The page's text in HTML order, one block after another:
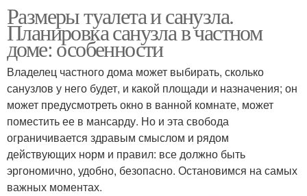
Размеры туалета и санузла.
Планировка санузла в частном
доме: особенности
Владелец частного дома может выбирать, сколько
санузлов у него будет, и какой площади и назначения; он
может предусмотреть окно в ванной комнате, может
поместить ее в мансарду. Но и эта свобода
ограничивается здравым смыслом и рядом
действующих норм и правил: все должно быть
эргономично, удобно, безопасно. Остановимся на самых
важных моментах.